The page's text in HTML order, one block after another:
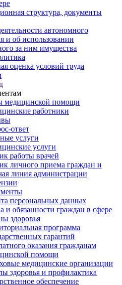
структура, документы
автономного
и об использовании
за ним имущества
оценка условий труда
медицинской помощи
работники
ответ
услуги
услуги
работы врачей
личного приема граждан и
линия администрации
персональных данных
и обязанности граждан в сфере
здоровья
программа
гарантий
оказания гражданам
помощи
медицинские организации
здоровья и профилактика
обеспечение